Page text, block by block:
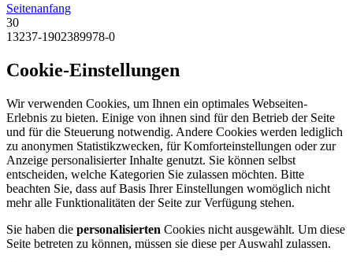
Seitenanfang
30
13237-1902389978-0
Cookie-Einstellungen
Wir verwenden Cookies, um Ihnen ein optimales Webseiten-
Erlebnis zu bieten. Einige von ihnen sind für den Betrieb der Seite
und für die Steuerung notwendig. Andere Cookies werden lediglich
zu anonymen Statistikzwecken, für Komforteinstellungen oder zur
Anzeige personalisierter Inhalte genutzt. Sie können selbst
entscheiden, welche Kategorien Sie zulassen möchten. Bitte
beachten Sie, dass auf Basis Ihrer Einstellungen womöglich nicht
mehr alle Funktionalitäten der Seite zur Verfügung stehen.
Sie haben die personalisierten Cookies nicht ausgewählt. Um diese
Seite betreten zu können, müssen sie diese per Auswahl zulassen.